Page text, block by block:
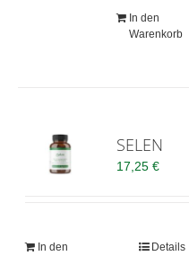
In den
Warenkorb
SELEN
17,25€
In den
Details